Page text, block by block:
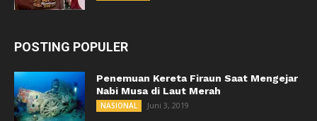
POSTING POPULER
Penemuan Kereta Firaun Saat Mengejar
Nabi Musa di Laut Merah
NASIONAL Juni 3, 2019